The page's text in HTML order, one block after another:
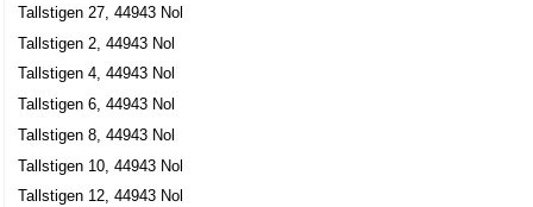
Tallstigen 27, 44943 Nol
Tallstigen 2, 44943 Nol
Tallstigen 4, 44943 Nol
Tallstigen 6, 44943 Nol
Tallstigen 8, 44943 Nol
Tallstigen 10, 44943 Nol
Tallstigen 12, 44943 Nol